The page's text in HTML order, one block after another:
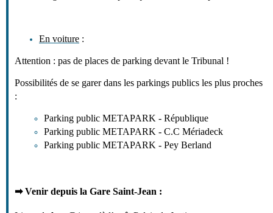
En voiture :
Attention : pas de places de parking devant le Tribunal !
Possibilités de se garer dans les parkings publics les plus proches
:
Parking public METAPARK - République
Parking public METAPARK - C.C Mériadeck
Parking public METAPARK - Pey Berland
➡Venir depuis la Gare Saint-Jean :